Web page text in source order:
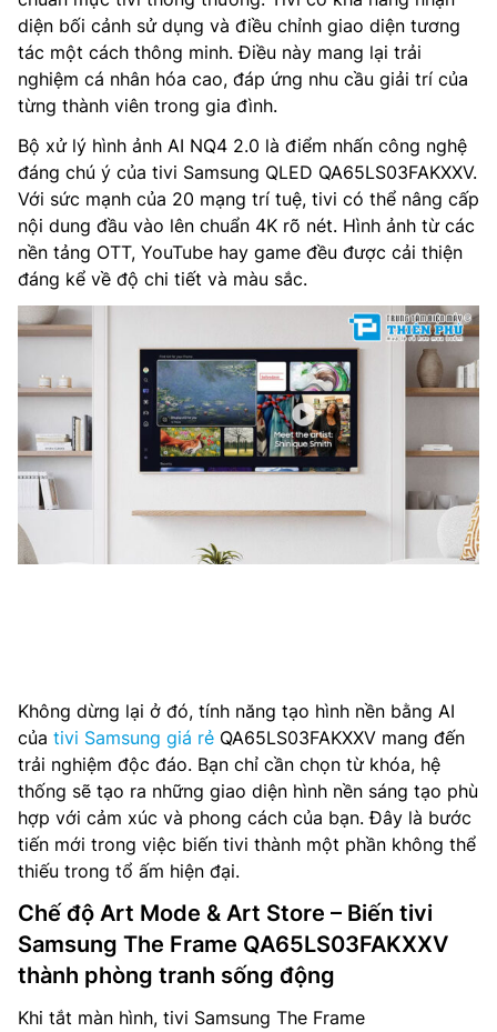
diện bối cảnh sử dụng và điều chỉnh giao diện tương
tác một cách thông minh. Điều này mang lại trải
nghiệm cá nhân hóa cao, đáp ứng nhu cầu giải trí của
từng thành viên trong gia đình.
Bộ xử lý hình ảnh AI NQ4 2.0 là điểm nhấn công nghệ
đáng chú ý của tivi Samsung QLED QA65LS03FAKXXV.
Với sức mạnh của 20 mạng trí tuệ, tivi có thể nâng cấp
nội dung đầu vào lên chuẩn 4K rõ nét. Hình ảnh từ các
nền tảng OTT, YouTube hay game đều được cải thiện
đáng kể về độ chi tiết và màu sắc.
Không dừng lại ở đó, tính năng tạo hình nền bằng AI
của tivi Samsung giá rẻ QA65LS03FAKXXV mang đến
trải nghiệm độc đáo. Bạn chỉ cần chọn từ khóa, hệ
thống sẽ tạo ra những giao diện hình nền sáng tạo phù
hợp với cảm xúc và phong cách của bạn. Đây là bước
tiến mới trong việc biến tivi thành một phần không thể
thiếu trong tổ ấm hiện đại.
Chế độ Art Mode & Art Store – Biến tivi
Samsung The Frame QA65LS03FAKXXV
thành phòng tranh sống động
Khi tắt màn hình, tivi Samsung The Frame